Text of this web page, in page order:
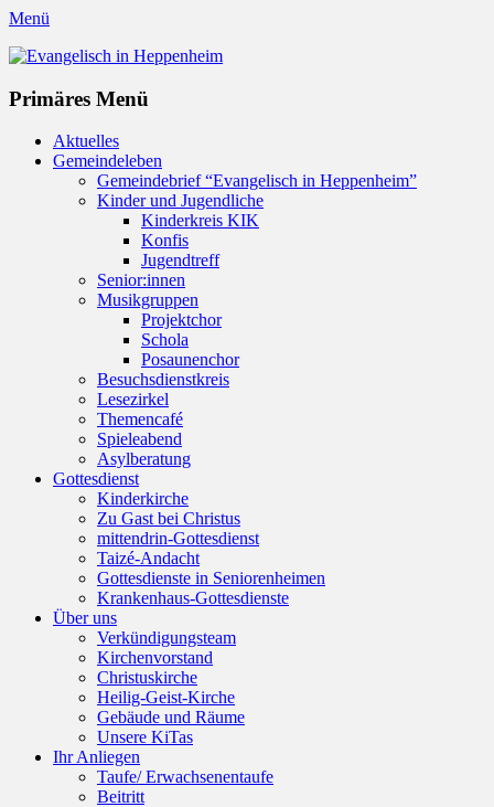
Menü
Evangelisch in Heppenheim
Primäres Menü
Zum
Inhalt
Aktuelles
Gemeindeleben
Gemeindebrief “Evangelisch in Heppenheim”
Kinder und Jugendliche
Kinderkreis KIK
Konfis
Jugendtreff
Senior:innen
Musikgruppen
Projektchor
Schola
Posaunenchor
Besuchsdienstkreis
Lesezirkel
Themencafé
Spieleabend
Asylberatung
Gottesdienst
Kinderkirche
Zu Gast bei Christus
mittendrin-Gottesdienst
Taizé-Andacht
Gottesdienste in Seniorenheimen
Krankenhaus-Gottesdienste
Über uns
Verkündigungsteam
Kirchenvorstand
Christuskirche
Heilig-Geist-Kirche
Gebäude und Räume
Unsere KiTas
Ihr Anliegen
Taufe/ Erwachsenentaufe
Beitritt